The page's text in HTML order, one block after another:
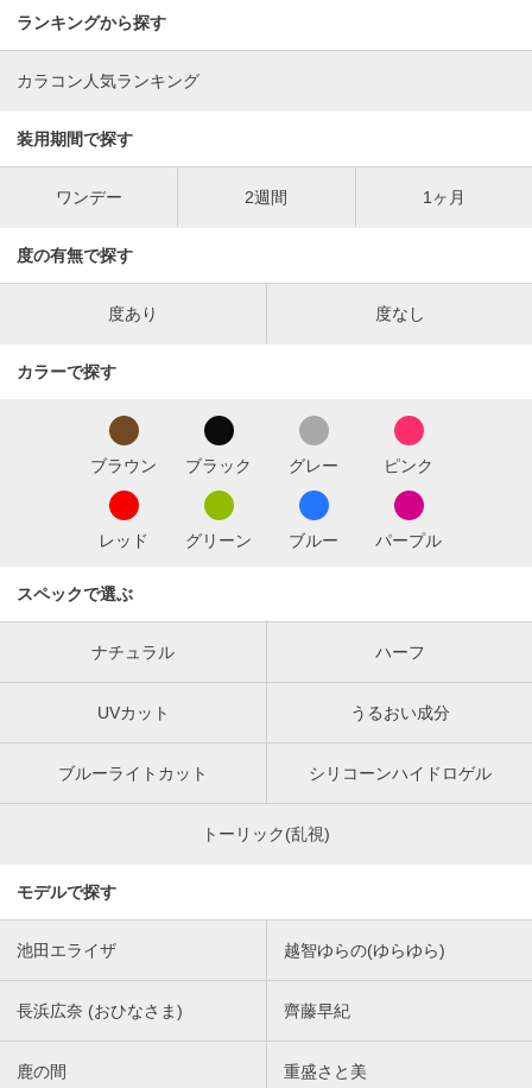
ランキングから探す
カラコン人気ランキング
装用期間で探す
ワンデー 2週間 1ヶ月
度の有無で探す
度あり 度なし
カラーで探す
ブラウン ブラック グレー ピンク
レッド グリーン ブルー パープル
スペックで選ぶ
ナチュラル ハーフ
UVカット うるおい成分
ブルーライトカット シリコーンハイドロゲル
トーリック(乱視)
モデルで探す
池田エライザ 越智ゆらの(ゆらゆら)
長浜広奈 (おひなさま) 齊藤早紀
鹿の間 重盛さと美